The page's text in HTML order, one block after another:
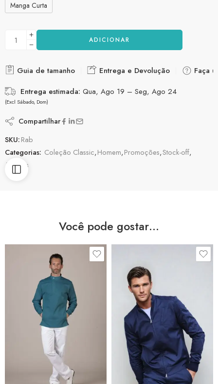
Manga Curta
ADICIONAR
Guia de tamanho Entrega e Devolução
Faça
Entrega estimada: Qua, Ago 19 – Seg, Ago 24
(Excl Sábado, Dom)
Compartilhar
SKU:Rab
Categorias: Coleção Classic,Homem,Promoções,Stock-off,
Túnicas
Você pode gostar…